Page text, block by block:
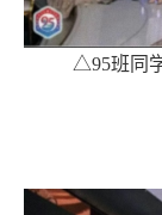
△95班同